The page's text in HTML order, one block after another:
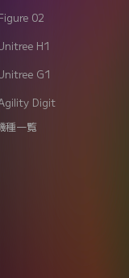
02
H1
G1
Digit
種一覧